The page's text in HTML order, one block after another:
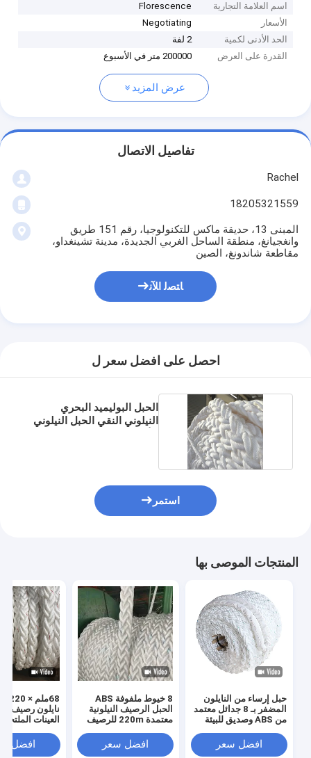
اسم العلامة التجارية
Florescence
الأسعار
Negotiating
الحد الأدنى لكمية
2 لفة
القدرة على العرض
200000 متر في الأسبوع
عرض المزيد
تفاصيل الاتصال
Rachel
18205321559
المبنى 13، حديقة ماكس للتكنولوجيا، رقم 151 طريق
وانغجيانغ، منطقة الساحل الغربي الجديدة، مدينة تشينغداو،
مقاطعة شاندونغ، الصين
ﺎﺘﺼﻟ ﺍﻶﻧ
احصل على افضل سعر ل
الحبل البوليميد البحري
النيلوني النقي الحبل النيلوني
استمر
المنتجات الموصى بها
حبل إرساء من النايلون
المضفر بـ 8 جدائل معتمد
من ABS وصديق للبيئة
افضل سعر
8 خيوط ملفوفة ABS
الحبل الرصيف النيلونية
معتمدة 220m للرصيف
افضل سعر
العينات
افضل